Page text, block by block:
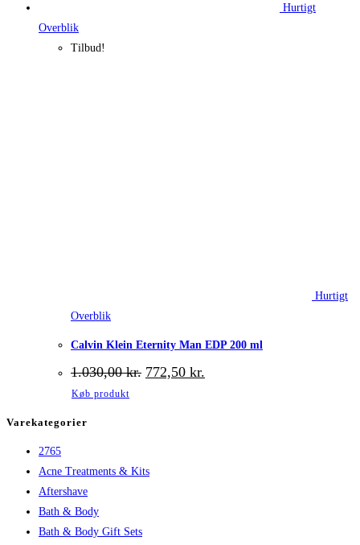
Hurtigt
Overblik
Tilbud!
Hurtigt
Overblik
Calvin Klein Eternity Man EDP 200 ml
1.030,00kr. Den
oprindelige
772,50 kr.
aktuelle
Køb produkt
Varekategorier
2765
Acne Treatments & Kits
Aftershave
Bath & Body
Bath & Body Gift Sets